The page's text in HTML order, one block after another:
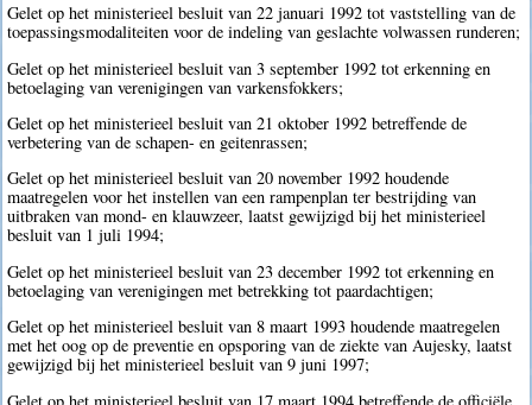
Gelet op het ministerieel besluit van 22 januari 1992 tot vaststelling van de
toepassingsmodaliteiten voor de indeling van geslachte volwassen runderen;
Gelet op het ministerieel besluit van 3 september 1992 tot erkenning en
betoelaging van verenigingen van varkensfokkers;
Gelet op het ministerieel besluit van 21 oktober 1992 betreffende de
verbetering van de schapen- en geitenrassen;
Gelet op het ministerieel besluit van 20 november 1992 houdende
maatregelen voor het instellen van een rampenplan ter bestrijding van
uitbraken van mond- en klauwzeer, laatst gewijzigd bij het ministerieel
besluit van 1 juli 1994;
Gelet op het ministerieel besluit van 23 december 1992 tot erkenning en
betoelaging van verenigingen met betrekking tot paardachtigen;
Gelet op het ministerieel besluit van 8 maart 1993 houdende maatregelen
met het oog op de preventie en opsporing van de ziekte van Aujesky, laatst
gewijzigd bij het ministerieel besluit van 9 juni 1997;
Gelet op het ministerieel besluit van 17 maart 1994 betreffende de officiële